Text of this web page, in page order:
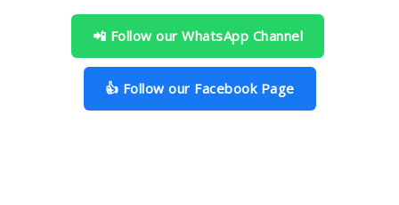
📲 Follow our WhatsApp Channel
👍 Follow our Facebook Page